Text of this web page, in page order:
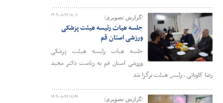
۱۴۰۲-۰۸-۲۷ ۱۸:۰۷ /گزارش تصویری/
جلسه هیات رئیسه هیئت پزشکی
ورزشی استان قم
جلسه هیات رئیسه هیئت پزشکی
ورزشی استان قم به ریاست دکتر مجید
رضا کاویانی ، رئیس هیئت برگزا شد
۱۴۰۲-۰۸-۲۷ ۱۷:۴۹ /گزارش تصویری/